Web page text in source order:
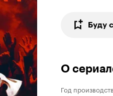
Буду
О
Год